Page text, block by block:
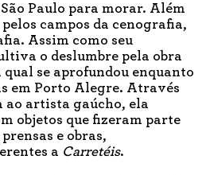
São Paulo para morar. Além
campos da cenografia,
Assim como seu
o deslumbre pela obra
qual se aprofundou enquanto
em Porto Alegre. Através
ao artista gaúcho, ela
objetos que fizeram parte
e obras,
a Carretéis.